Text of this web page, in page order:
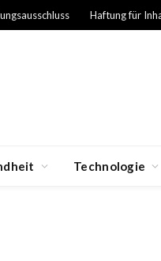
Haftung für
Technologie